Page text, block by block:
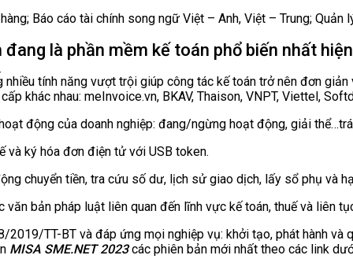
Báo cáo tài chính song ngữ Việt – Anh, Việt – Trung;
đang là phần mềm kế toán phổ biến nhất
tính năng vượt trội giúp công tác kế toán trở nên đơn giản
khác nhau: meInvoice.vn, BKAV, Thaison, VNPT, Viettel,
động của doanh nghiệp: đang/ngừng hoạt động, giải
và ký hóa đơn điện tử với USB token.
chuyển tiền, tra cứu số dư, lịch sử giao dịch, lấy sổ phụ và
bản pháp luật liên quan đến lĩnh vực kế toán, thuế và liên
TT-BT và đáp ứng mọi nghiệp vụ: khởi tạo, phát hành và
MISA SME.NET 2023 các phiên bản mới nhất theo các link